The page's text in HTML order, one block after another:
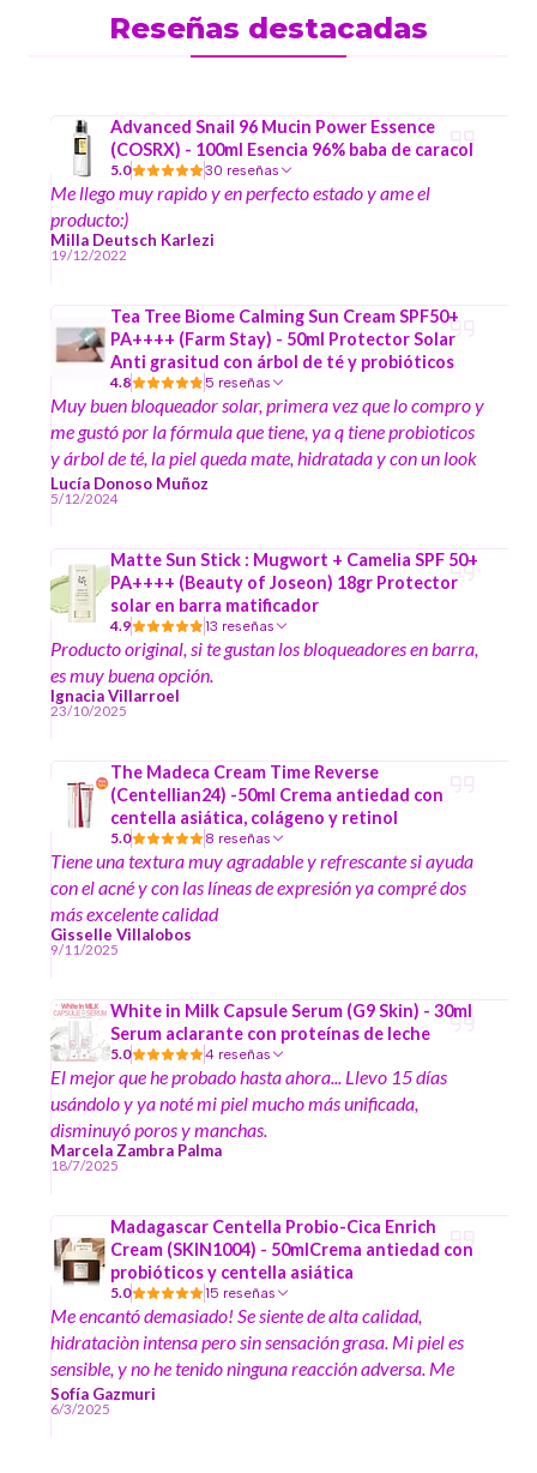
Reseñas destacadas
Advanced Snail 96 Mucin Power Essence
(COSRX) - 100ml Esencia 96% baba de caracol
5.0 30 reseñas
Me llego muy rapido y en perfecto estado y ame el
producto:)
Milla Deutsch Karlezi
19/12/2022
Tea Tree Biome Calming Sun Cream SPF50+
PA++++ (Farm Stay) - 50ml Protector Solar
Anti grasitud con árbol de té y probióticos
4.8 5 reseñas
Muy buen bloqueador solar, primera vez que lo compro y
me gustó por la fórmula que tiene, ya q tiene probioticos
y árbol de té, la piel queda mate, hidratada y con un look
muy bonito, tiene aroma herbal lo cual lo hace sentir aún
más natural.
Lucía Donoso Muñoz
5/12/2024
Matte Sun Stick : Mugwort + Camelia SPF 50+
PA++++ (Beauty of Joseon) 18gr Protector
solar en barra matificador
4.9 13 reseñas
Producto original, si te gustan los bloqueadores en barra,
es muy buena opción.
Ignacia Villarroel
23/10/2025
The Madeca Cream Time Reverse
(Centellian24) -50ml Crema antiedad con
centella asiática, colágeno y retinol
5.0 8 reseñas
Tiene una textura muy agradable y refrescante si ayuda
con el acné y con las líneas de expresión ya compré dos
más excelente calidad
Gisselle Villalobos
9/11/2025
White in Milk Capsule Serum (G9 Skin) - 30ml
Serum aclarante con proteínas de leche
5.0 4 reseñas
El mejor que he probado hasta ahora... Llevo 15 días
usándolo y ya noté mi piel mucho más unificada,
disminuyó poros y manchas.
Marcela Zambra Palma
18/7/2025
Madagascar Centella Probio-Cica Enrich
Cream (SKIN1004) - 50mlCrema antiedad con
probióticos y centella asiática
5.0 15 reseñas
Me encantó demasiado! Se siente de alta calidad,
hidrataciòn intensa pero sin sensación grasa. Mi piel es
sensible, y no he tenido ninguna reacción adversa. Me
alegra haberme atrevido a probarla.
Sofía Gazmuri
6/3/2025